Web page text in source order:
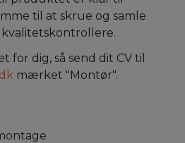
til at skrue og samle
kvalitetskontrollere.
for dig, så send dit CV til
mærket "Montør".